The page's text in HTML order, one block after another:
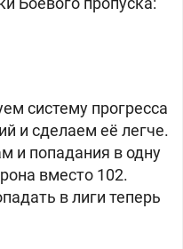
систему прогресса
и сделаем её легче.
и попадания в одну
вместо 102.
в лиги теперь